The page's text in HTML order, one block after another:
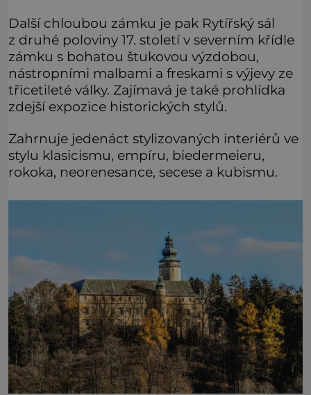
Další chloubou zámku je pak Rytířský sál
z druhé poloviny 17. století v severním křídle
zámku s bohatou štukovou výzdobou,
nástropními malbami a freskami s výjevy ze
třicetileté války. Zajímavá je také prohlídka
zdejší expozice historických stylů.
Zahrnuje jedenáct stylizovaných interiérů ve
stylu klasicismu, empíru, biedermeieru,
rokoka, neorenesance, secese a kubismu.